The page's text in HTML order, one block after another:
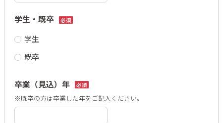
学生・既卒 必須
学生
既卒
卒業（見込）年 必須
※既卒の方は卒業した年をご記入ください。